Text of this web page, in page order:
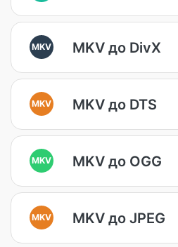
MKV MKV до DivX
MKV MKV до DTS
MKV MKV до OGG
MKV MKV до JPEG